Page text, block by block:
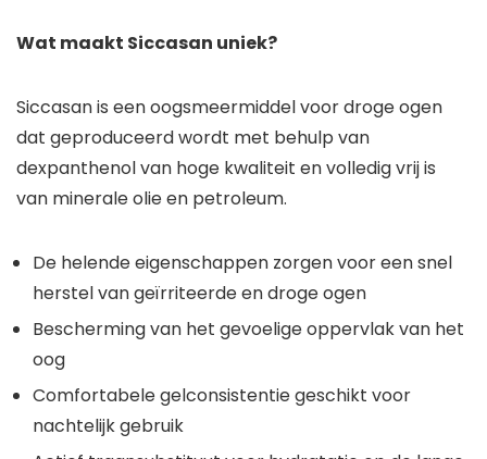
Wat maakt Siccasan uniek?
Siccasan is een oogsmeermiddel voor droge ogen
dat geproduceerd wordt met behulp van
dexpanthenol van hoge kwaliteit en volledig vrij is
van minerale olie en petroleum.
De helende eigenschappen zorgen voor een snel
herstel van geïrriteerde en droge ogen
Bescherming van het gevoelige oppervlak van het
oog
Comfortabele gelconsistentie geschikt voor
nachtelijk gebruik